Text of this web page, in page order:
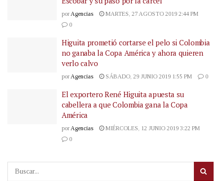
por Agencias
MARTES, 27 AGOSTO 2019 2:44 PM
0
Higuita prometió cortarse el pelo si Colombia
no ganaba la Copa América y ahora quieren
verlo calvo
por Agencias SÁBADO, 29 JUNIO 2019 1:55 PM 0
El exportero René Higuita apuesta su
cabellera a que Colombia gana la Copa
América
por Agencias
MIÉRCOLES, 12 JUNIO 2019 3:22 PM
0